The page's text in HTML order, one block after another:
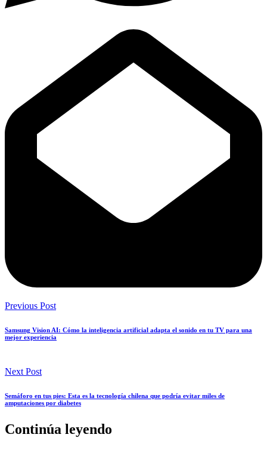
Previous Post
Samsung Vision AI: Cómo la inteligencia artificial adapta el sonido en tu TV para una
mejor experiencia
Next Post
Semáforo en tus pies: Esta es la tecnología chilena que podría evitar miles de
amputaciones por diabetes
Continúa leyendo